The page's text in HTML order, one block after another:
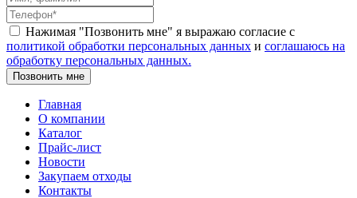
Нажимая "Позвонить мне" я выражаю согласие с
политикой обработки персональных данных и соглашаюсь на
обработку персональных данных.
Позвонить мне
Главная
О компании
Каталог
Прайс-лист
Новости
Закупаем отходы
Контакты